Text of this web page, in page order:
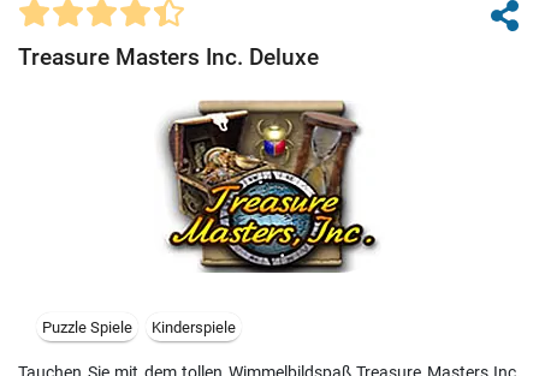
Treasure Masters Inc. Deluxe
Puzzle Spiele Kinderspiele